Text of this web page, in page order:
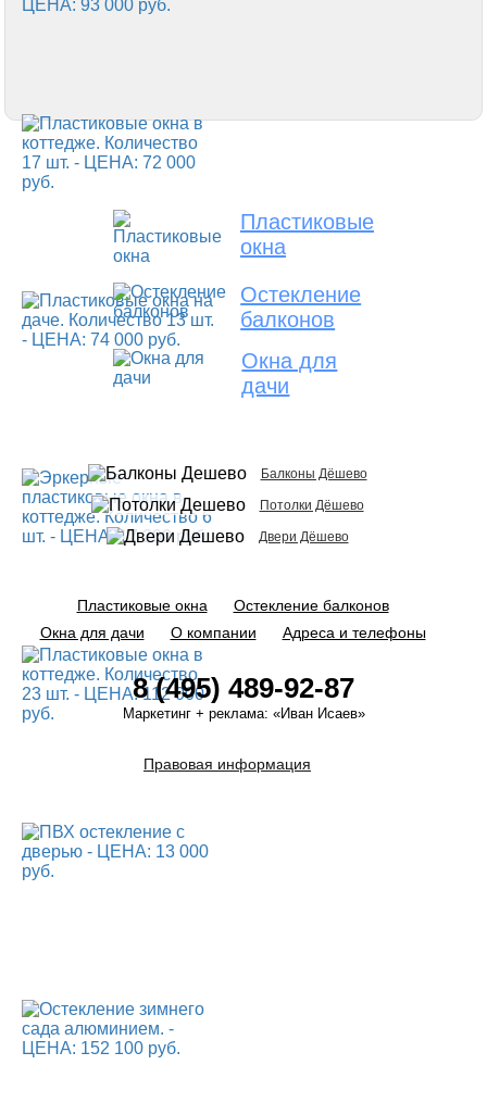
Пластиковые
окна
Остекление
балконов
Окна для
дачи
Балконы Дёшево
Потолки Дёшево
Двери Дёшево
Пластиковые окна
Остекление балконов
Окна для дачи
О компании Адреса и телефоны
8 (495) 489-92-87
Маркетинг + реклама: «Иван Исаев»
Правовая информация